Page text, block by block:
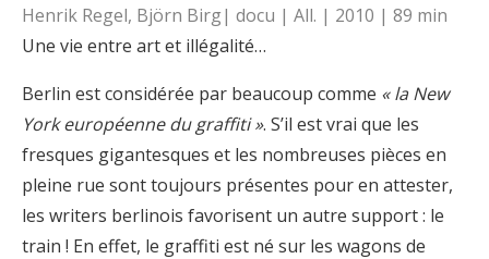
Henrik Regel, Björn Birg| docu | All. | 2010 | 89 min
Une vie entre art et illégalité…
Berlin est considérée par beaucoup comme « la New
York européenne du graffiti ». S’il est vrai que les
fresques gigantesques et les nombreuses pièces en
pleine rue sont toujours présentes pour en attester,
les writers berlinois favorisent un autre support : le
train ! En effet, le graffiti est né sur les wagons de